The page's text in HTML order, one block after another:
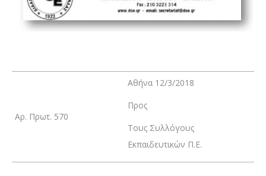
Αρ. Πρωτ. 570
Αθήνα 12/3/2018
Προς
Τους Συλλόγους
Εκπαιδευτικών Π.Ε.